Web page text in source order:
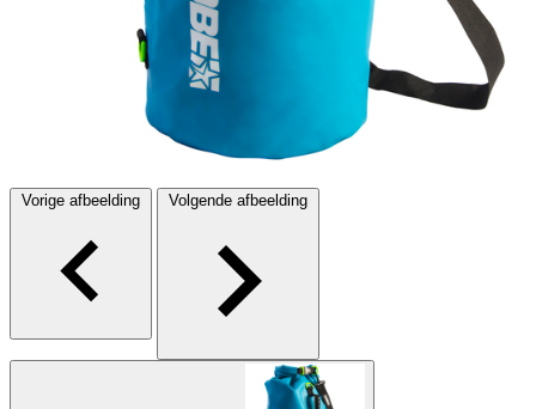
Vorige afbeelding Volgende afbeelding